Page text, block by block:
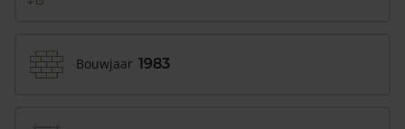
Bouwjaar 1983